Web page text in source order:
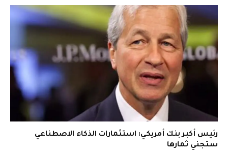
رئيس أكبر بنك أمريكي: استثمارات الذكاء الاصطناعي
ستجني ثمارها